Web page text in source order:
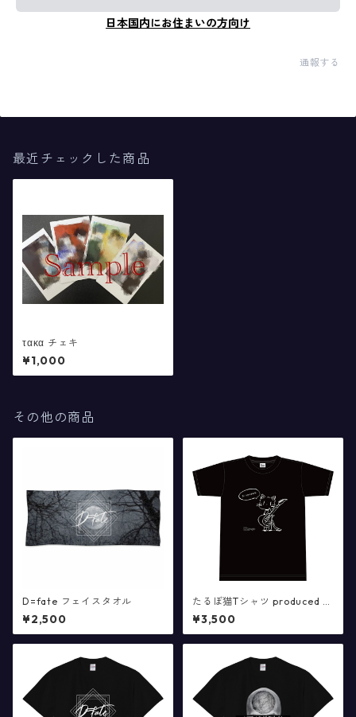
日本国内にお住まいの方向け
通報する
最近チェックした商品
τακα チェキ
¥1,000
その他の商品
D=fate フェイスタオル
¥2,500
たるぼ猫Tシャツ produced b
y evil hacker(XL,ブラックの
み)
¥3,500